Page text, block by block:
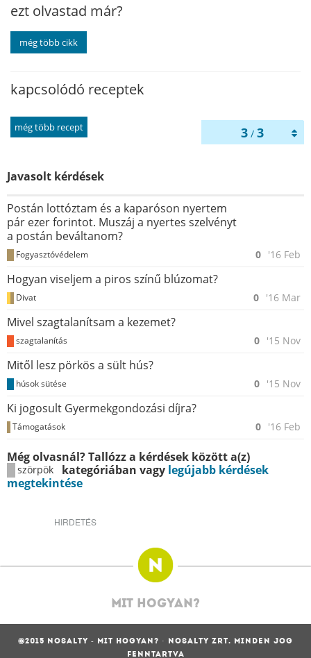
3 / 3
ezt olvastad már?
még több cikk
kapcsolódó receptek
még több recept
Javasolt kérdések
Postán lottóztam és a kaparóson nyertem
pár ezer forintot. Muszáj a nyertes szelvényt
a postán beváltanom?
0 '16 Feb
Fogyasztóvédelem
Hogyan viseljem a piros színű blúzomat?
0 '16 Mar
Divat
Mivel szagtalanítsam a kezemet?
0 '15 Nov
szagtalanítás
Mitől lesz pörkös a sült hús?
0 '15 Nov
húsok sütése
Ki jogosult Gyermekgondozási díjra?
0 '16 Feb
Támogatások
Még olvasnál? Tallózz a kérdések között a(z)
szörpök kategóriában vagy legújabb kérdések
megtekintése
HIRDETÉS
MIT HOGYAN?
@2015 NOSALTY - MIT HOGYAN? · NOSALTY ZRT. MINDEN JOG
FENNTARTVA